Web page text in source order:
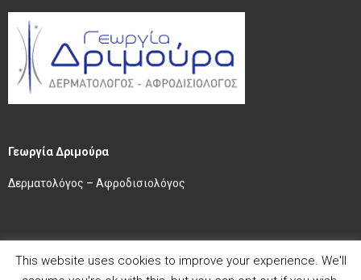
Γεωργία Δριμούρα
Δερματολόγος – Αφροδισιολόγος
This website uses cookies to improve your experience. We'll